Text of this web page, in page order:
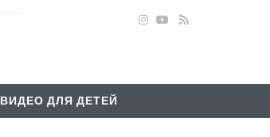
ВИДЕО ДЛЯ ДЕТЕЙ